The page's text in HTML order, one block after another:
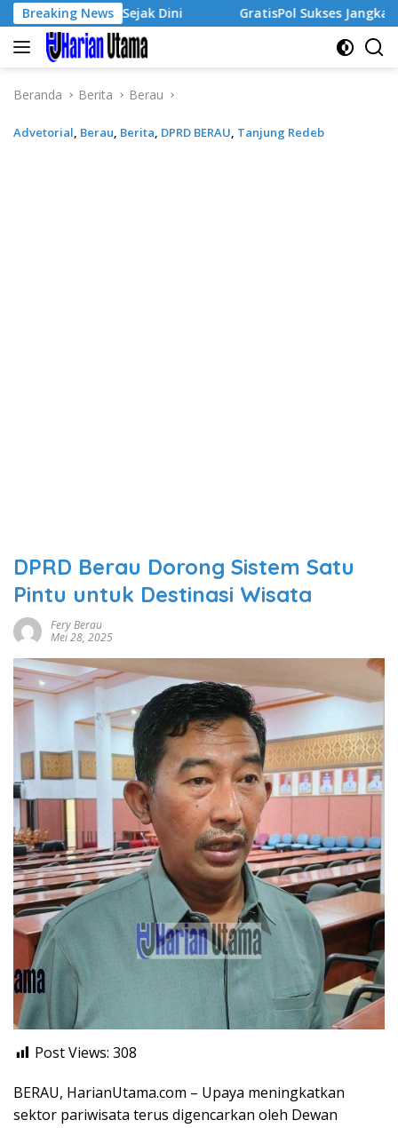
Langsung
ke
konten
Breaking News
Sejak Dini GratisPol Sukses Jangkau
Beranda Berita Berau
Advetorial, Berau, Berita, DPRD BERAU, Tanjung Redeb
DPRD Berau Dorong Sistem Satu
Pintu untuk Destinasi Wisata
Fery Berau
Mei 28, 2025
Post Views: 308
BERAU, HarianUtama.com – Upaya meningkatkan
sektor pariwisata terus digencarkan oleh Dewan